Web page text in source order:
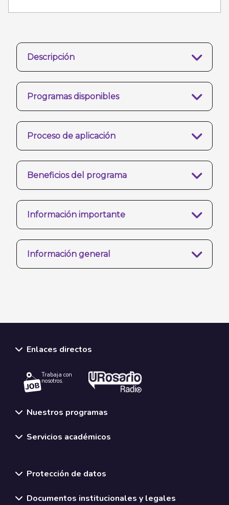
Descripción
Programas disponibles
Proceso de aplicación
Beneficios del programa
Información importante
Información general
Enlaces directos
Trabaja con
nosotros.
Nuestros programas
Servicios académicos
Protección de datos
Documentos institucionales y legales